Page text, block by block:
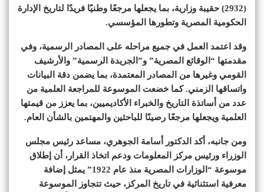
(2932) حقيبة وزارية، بما يجعلها مرجعًا وطنيًا فريدًا لتاريخ الإدارة
الحكومية المصرية وتطورها المؤسسي.
وقد اعتمد العمل في جميع مراحله على المصادر الرسمية، وفي
مقدمتها “الوقائع المصرية” و”الجريدة الرسمية” والأرشيف
القومي وغيرها من المصادر المعتمدة، بما يضمن دقة البيانات
واتساقها الزمني. كما خضعت الموسوعة للمراجعة العلمية من
عدد من أساتذة التاريخ والخبراء الأكاديميين، بما يعزز من قيمتها
العلمية ويجعلها مرجعًا رصينًا للباحثين والمهتمين بالشأن العام.
ومن جانبه، أكد الدكتور أسامة الجوهري، مساعد رئيس مجلس
الوزراء ورئيس مركز المعلومات ودعم اتخاذ القرار، أن إطلاق
موسوعة “الوزارات المصرية منذ عام 1922” يمثل إضافة
معرفية استثنائية في تاريخ المركز، حيث تتجاوز الموسوعة